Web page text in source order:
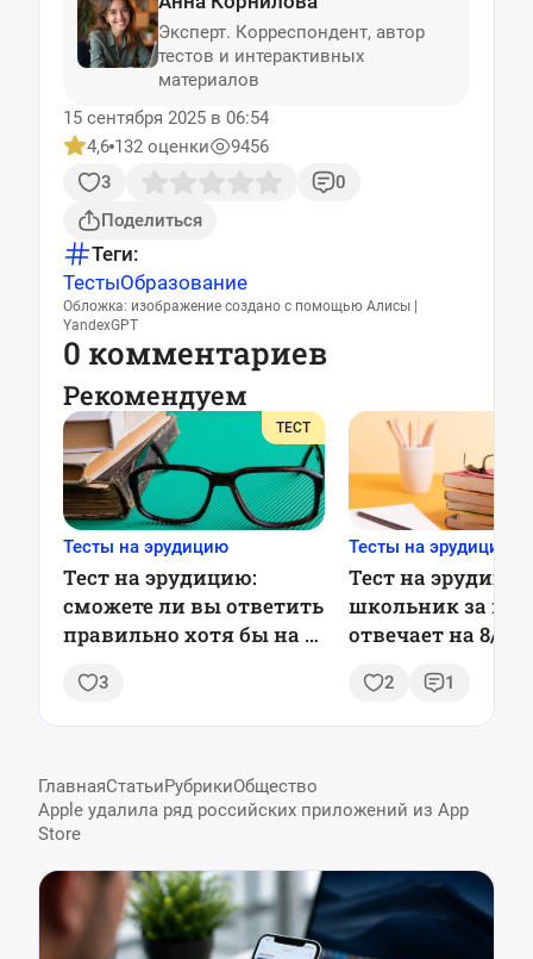
Эксперт. Корреспондент, автор
тестов и интерактивных
материалов
15 сентября 2025 в 06:54
4,6 132 оценки
9456
3
0
Поделиться
Теги:
ТестыОбразование
Обложка: изображение создано с помощью Алисы |
YandexGPT
0 комментариев
Рекомендуем
ТЕСТ
Тесты на эрудицию
Тест на эрудицию:
сможете ли вы ответить
правильно хотя бы на 5
3
Тесты на эрудицию
Тест на
школьник за
отвечает на 8/8,
2 1
ГлавнаяСтатьиРубрикиОбщество
Apple удалила ряд российских приложений из App
Store